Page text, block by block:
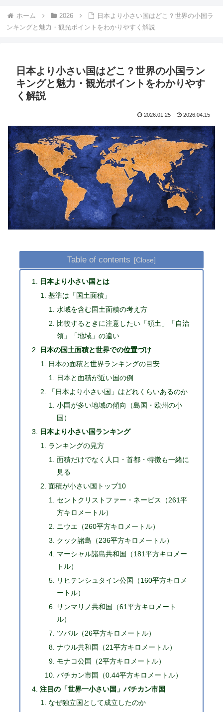
ホーム 2026
日本より小さい国はどこ？世界の小国ラ
ンキングと魅力・観光ポイントをわかりやすく解説
日本より小さい国はどこ？世界の小国ラン
キングと魅力・観光ポイントをわかりやす
く解説
2026.01.25 2026.04.15
Table of contents
日本より小さい国とは
基準は「国土面積」
水域を含む国土面積の考え方
比較するときに注意したい「領土」「自治
領」「地域」の違い
日本の国土面積と世界での位置づけ
日本の面積と世界ランキングの目安
日本と面積が近い国の例
「日本より小さい国」はどれくらいあるのか
小国が多い地域の傾向（島国・欧州の小
国）
日本より小さい国ランキング
ランキングの見方
面積だけでなく人口・首都・特徴も一緒に
見る
面積が小さい国トップ10
セントクリストファー・ネービス（261平
方キロメートル）
ニウエ（260平方キロメートル）
クック諸島（236平方キロメートル）
マーシャル諸島共和国（181平方キロメー
トル）
リヒテンシュタイン公国（160平方キロメ
ートル）
サンマリノ共和国（61平方キロメート
ル）
ツバル（26平方キロメートル）
ナウル共和国（21平方キロメートル）
モナコ公国（2平方キロメートル）
バチカン市国（0.44平方キロメートル）
注目の「世界一小さい国」バチカン市国
なぜ独立国として成立したのか